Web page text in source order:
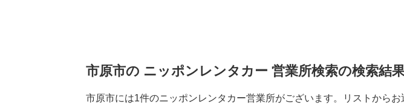
市原市の ニッポンレンタカー 営業所検索の検索結
市原市には1件のニッポンレンタカー営業所がございます。リストからお